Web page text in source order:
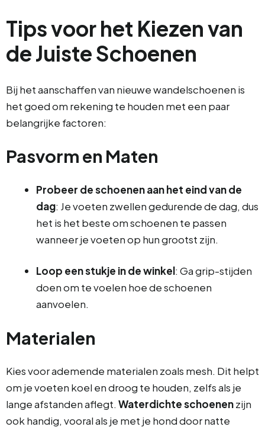
Tips voor het Kiezen van
de Juiste Schoenen
Bij het aanschaffen van nieuwe wandelschoenen is
het goed om rekening te houden met een paar
belangrijke factoren:
Pasvorm en Maten
Probeer de schoenen aan het eind van de
dag: Je voeten zwellen gedurende de dag, dus
het is het beste om schoenen te passen
wanneer je voeten op hun grootst zijn.
Loop een stukje in de winkel: Ga grip-stijden
doen om te voelen hoe de schoenen
aanvoelen.
Materialen
Kies voor ademende materialen zoals mesh. Dit helpt
om je voeten koel en droog te houden, zelfs als je
lange afstanden aflegt. Waterdichte schoenenzijn
ook handig, vooral als je met je hond door natte